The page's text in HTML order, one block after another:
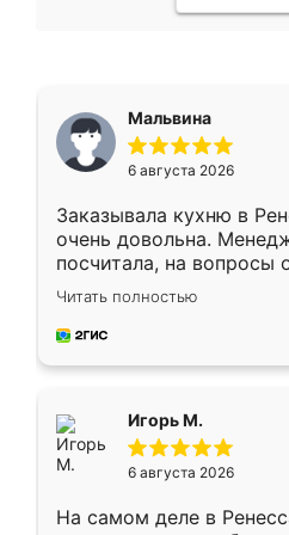
Мальвина
6 августа 2026
Заказывала кухню в
очень довольна.
посчитала, на вопросы
Замерщик приехал в
делу со всей
за день, ребята
Читать полностью
Игорь М.
6 августа 2026
На самом деле в